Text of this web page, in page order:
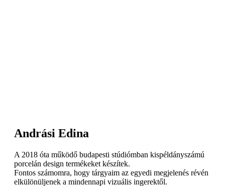
Andrási Edina
A 2018 óta működő budapesti stúdiómban kispéldányszámú
porcelán design termékeket készítek.
Fontos számomra, hogy tárgyaim az egyedi megjelenés révén
elkülönüljenek a mindennapi vizuális ingerektől.